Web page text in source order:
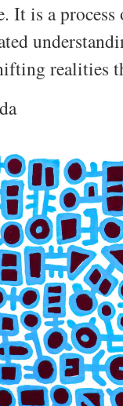
It is a
realities